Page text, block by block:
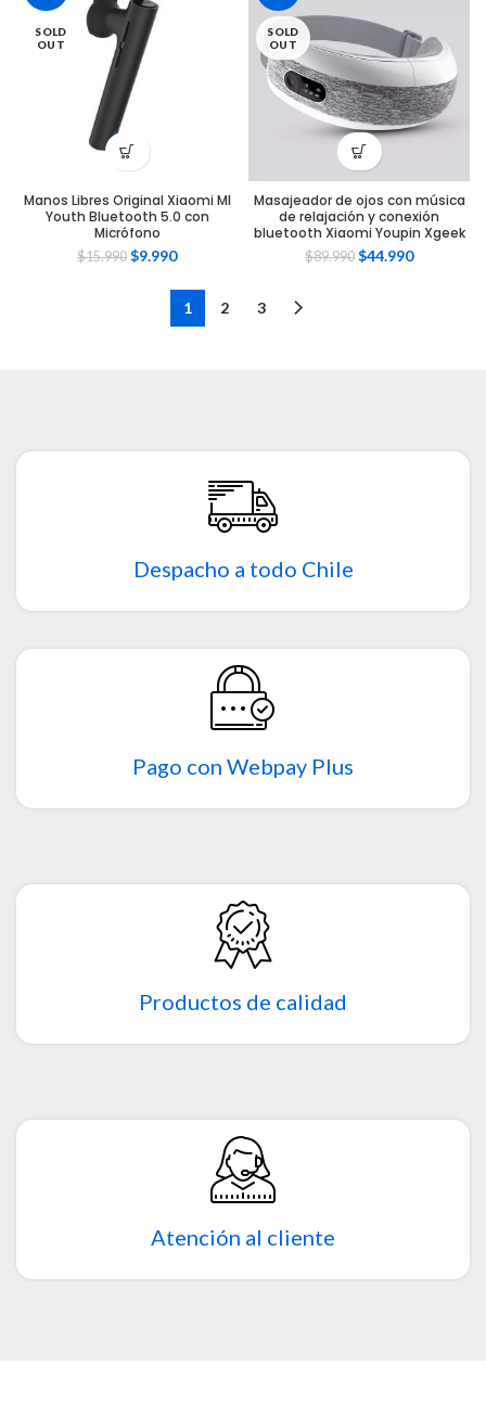
SOLD
OUT
Manos Libres Original Xiaomi MI
Youth Bluetooth 5.0 con
Micrófono
$15.990 $9.990
SOLD
OUT
Masajeador de ojos con música
de relajación y conexión
bluetooth Xiaomi Youpin Xgeek
$89.990 $44.990
1 2 3
Despacho a todo Chile
Pago con Webpay Plus
Productos de calidad
Atención al cliente